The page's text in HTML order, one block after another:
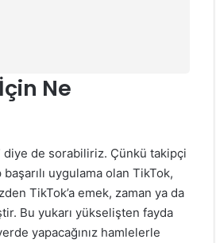
Ne
diye de sorabiliriz. Çünkü takipçi
uygulama olan TikTok,
TikTok’a emek, zaman ya da
Bu yukarı yükselişten fayda
yapacağınız hamlelerle